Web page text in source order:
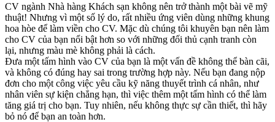
CV ngành Nhà hàng Khách sạn không nên trở thành một bài vẽ mỹ
thuật! Nhưng vì một số lý do, rất nhiều ứng viên dùng những khung
hoa hòe để làm viền cho CV. Mặc dù chúng tôi khuyên bạn nên làm
cho CV của bạn nổi bật hơn so với những đối thủ cạnh tranh còn
lại, nhưng màu mè không phải là cách.
Đưa một tấm hình vào CV của bạn là một vấn đề không thể bàn cãi,
và không có đúng hay sai trong trường hợp này. Nếu bạn đang nộp
đơn cho một công việc yêu cầu kỹ năng thuyết trình cá nhân, như
nhân viên sự kiện chẳng hạn, thì việc thêm một tấm hình có thể làm
tăng giá trị cho bạn. Tuy nhiên, nếu không thực sự cần thiết, thì hãy
bỏ nó để bạn an toàn hơn.